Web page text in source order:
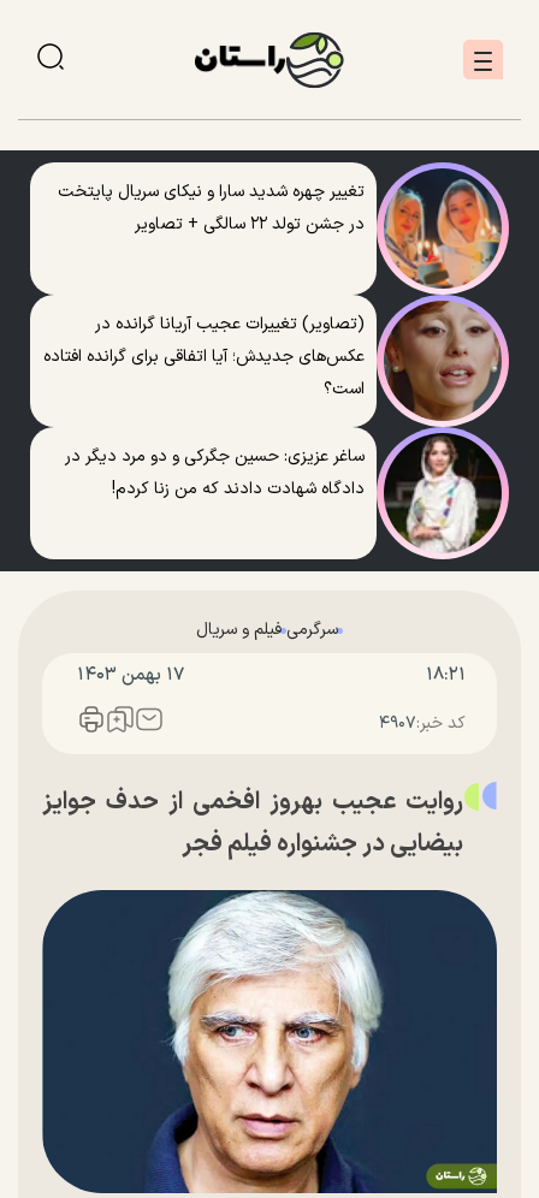
تغییر چهره شدید سارا و نیکای سریال پایتخت
در جشن تولد ۲۲ سالگی + تصاویر
(تصاویر) تغییرات عجیب آریانا گرانده در
عکس‌های جدیدش؛ آیا اتفاقی برای گرانده افتاده
است؟
ساغر عزیزی: حسین جگرکی و دو مرد دیگر در
دادگاه شهادت دادند که من زنا کردم!
سرگرمی فیلم و سریال
۱۸:۲۱ ۱۷ بهمن ۱۴۰۳
کد خبر:۴۹۰۷
روایت عجیب بهروز افخمی از حدف جوایز
بیضایی در جشنواره فیلم فجر